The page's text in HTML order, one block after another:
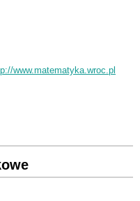
www.matematyka.wroc.pl